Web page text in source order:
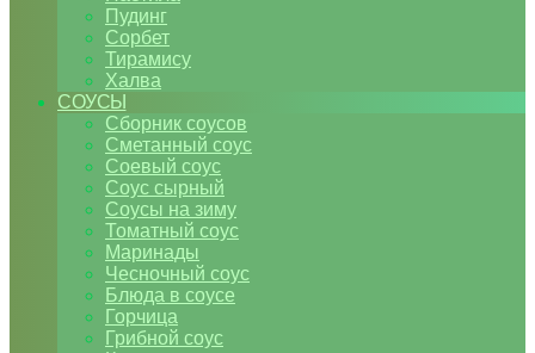
Пудинг
Сорбет
Тирамису
Халва
СОУСЫ
Сборник соусов
Сметанный соус
Соевый соус
Соус сырный
Соусы на зиму
Томатный соус
Маринады
Чесночный соус
Блюда в соусе
Горчица
Грибной соус